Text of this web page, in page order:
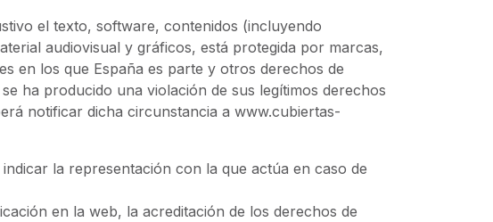
el texto, software, contenidos (incluyendo
audiovisual y gráficos, está protegida por marcas,
en los que España es parte y otros derechos de
ha producido una violación de sus legítimos derechos
notificar dicha circunstancia a www.cubiertas-
la representación con la que actúa en caso de
en la web, la acreditación de los derechos de